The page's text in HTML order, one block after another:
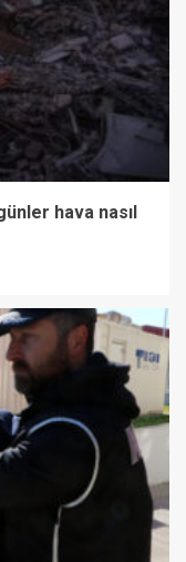
hava nasıl